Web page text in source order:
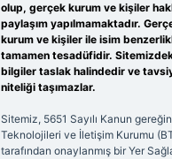
olup, gerçek kurum ve kişiler
paylaşım yapılmamaktadır.
kurum ve kişiler ile isim
tamamen tesadüfidir.
bilgiler taslak halindedir ve
niteliği taşımazlar.
Sitemiz, 5651 Sayılı Kanun
Teknolojileri ve İletişim Kurumu
tarafından onaylanmış bir Yer